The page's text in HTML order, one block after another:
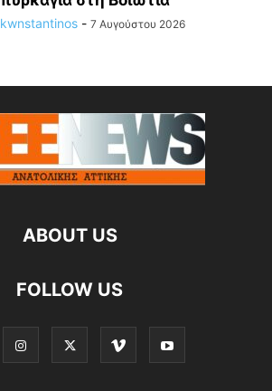
kwnstantinos - 7 Αυγούστου 2026
ABOUT US
FOLLOW US